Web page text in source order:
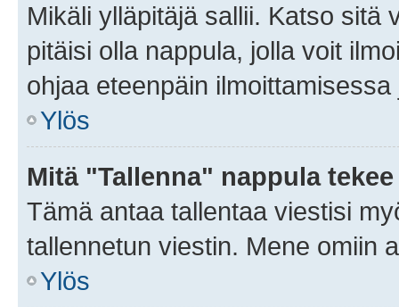
Mikäli ylläpitäjä sallii. Katso sitä
pitäisi olla nappula, jolla voit
ohjaa eteenpäin
Ylös
Mitä "Tallenna" nappula
Tämä antaa tallentaa viestisi
tallennetun viestin. Mene omiin
Ylös